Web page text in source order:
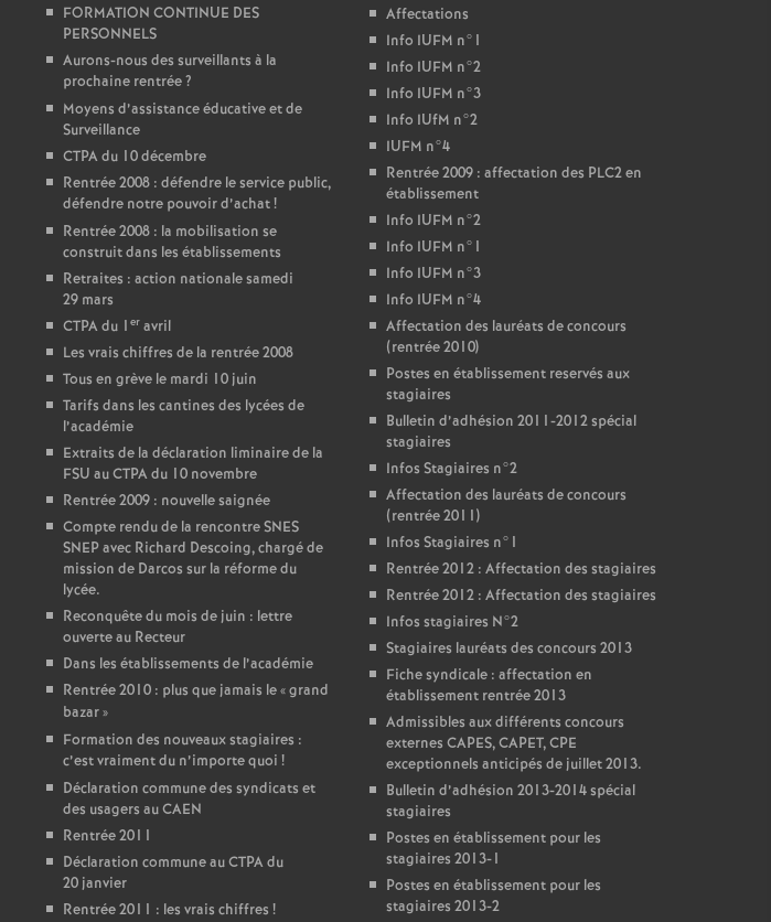
FORMATION CONTINUE DES
PERSONNELS
Aurons-nous des surveillants à la
prochaine rentrée?
Moyens d’assistance éducative et de
Surveillance
CTPA du 10 décembre
Rentrée 2008 : défendre le service public,
défendre notre pouvoir d’achat!
Rentrée 2008 : la mobilisation se
construit dans les établissements
Retraites : action nationale samedi
29 mars
CTPA du 1 er avril
Les vrais chiffres de la rentrée 2008
Tous en grève le mardi 10 juin
Tarifs dans les cantines des lycées de
l’académie
Extraits de la déclaration liminaire de la
FSU au CTPA du 10 novembre
Rentrée 2009 : nouvelle saignée
Compte rendu de la rencontre SNES
SNEP avec Richard Descoing, chargé de
mission de Darcos sur la réforme du
lycée.
Reconquête du mois de juin : lettre
ouverte au Recteur
Dans les établissements de l’académie
Rentrée 2010 : plus que jamais le «grand
bazar»
Formation des nouveaux stagiaires :
c’est vraiment du n’importe quoi !
Déclaration commune des syndicats et
des usagers au CAEN
Rentrée 2011
Déclaration commune au CTPA du
20 janvier
Rentrée 2011 : les vrais chiffres !
Affectations
Info IUFM n°1
Info IUFM n°2
Info IUFM n°3
Info IUfM n°2
IUFM n°4
Rentrée 2009 : affectation des PLC2 en
établissement
Info IUFM n°2
Info IUFM n°1
Info IUFM n°3
Info IUFM n°4
Affectation des lauréats de concours
(rentrée 2010)
Postes en établissement reservés aux
stagiaires
Bulletin d’adhésion 2011-2012 spécial
stagiaires
Infos Stagiaires n°2
Affectation des lauréats de concours
(rentrée 2011)
Infos Stagiaires n°1
Rentrée 2012 : Affectation des stagiaires
Rentrée 2012 : Affectation des stagiaires
Infos stagiaires N°2
Stagiaires lauréats des concours 2013
Fiche syndicale : affectation en
établissement rentrée 2013
Admissibles aux différents concours
externes CAPES, CAPET, CPE
exceptionnels anticipés de juillet 2013.
Bulletin d’adhésion 2013-2014 spécial
stagiaires
Postes en établissement pour les
stagiaires 2013-1
Postes en établissement pour les
stagiaires 2013-2